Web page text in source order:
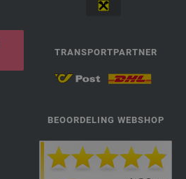
TRANSPORTPARTNER
BEOORDELING WEBSHOP